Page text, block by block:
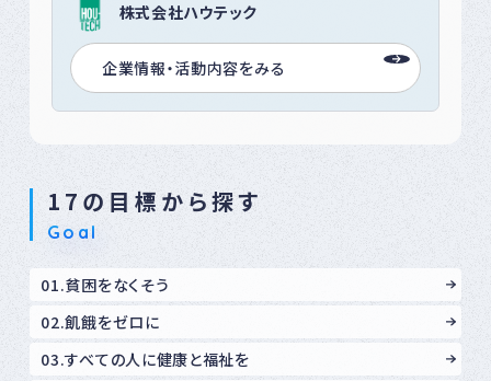
17の目標から探す
Goal
01.貧困をなくそう
02.飢餓をゼロに
03.すべての人に健康と福祉を
株式会社ハウテック
企業情報・活動内容をみる